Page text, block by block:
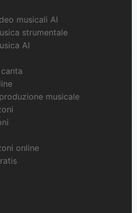
musicali AI
strumentale
AI
musicale
online